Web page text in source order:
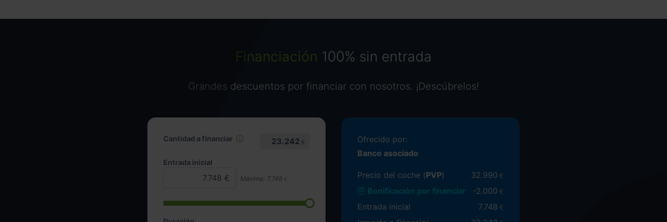
Financiación 100% sin entrada
Grandes descuentos por financiar con nosotros. ¡Descúbrelos!
Cantidad a financiar 23.242 €
Entrada inicial
Máxima: 7.748 €
Ofrecido por:
Banco asociado
Precio del coche (PVP) 32.990 €
Bonificación por financiar -2.000 €
Entrada inicial 7.748 €